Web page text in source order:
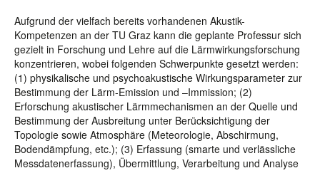
Aufgrund der vielfach bereits vorhandenen Akustik-
Kompetenzen an der TU Graz kann die geplante Professur sich
gezielt in Forschung und Lehre auf die Lärmwirkungsforschung
konzentrieren, wobei folgenden Schwerpunkte gesetzt werden:
(1) physikalische und psychoakustische Wirkungsparameter zur
Bestimmung der Lärm-Emission und –Immission; (2)
Erforschung akustischer Lärmmechanismen an der Quelle und
Bestimmung der Ausbreitung unter Berücksichtigung der
Topologie sowie Atmosphäre (Meteorologie, Abschirmung,
Bodendämpfung, etc.); (3) Erfassung (smarte und verlässliche
Messdatenerfassung), Übermittlung, Verarbeitung und Analyse